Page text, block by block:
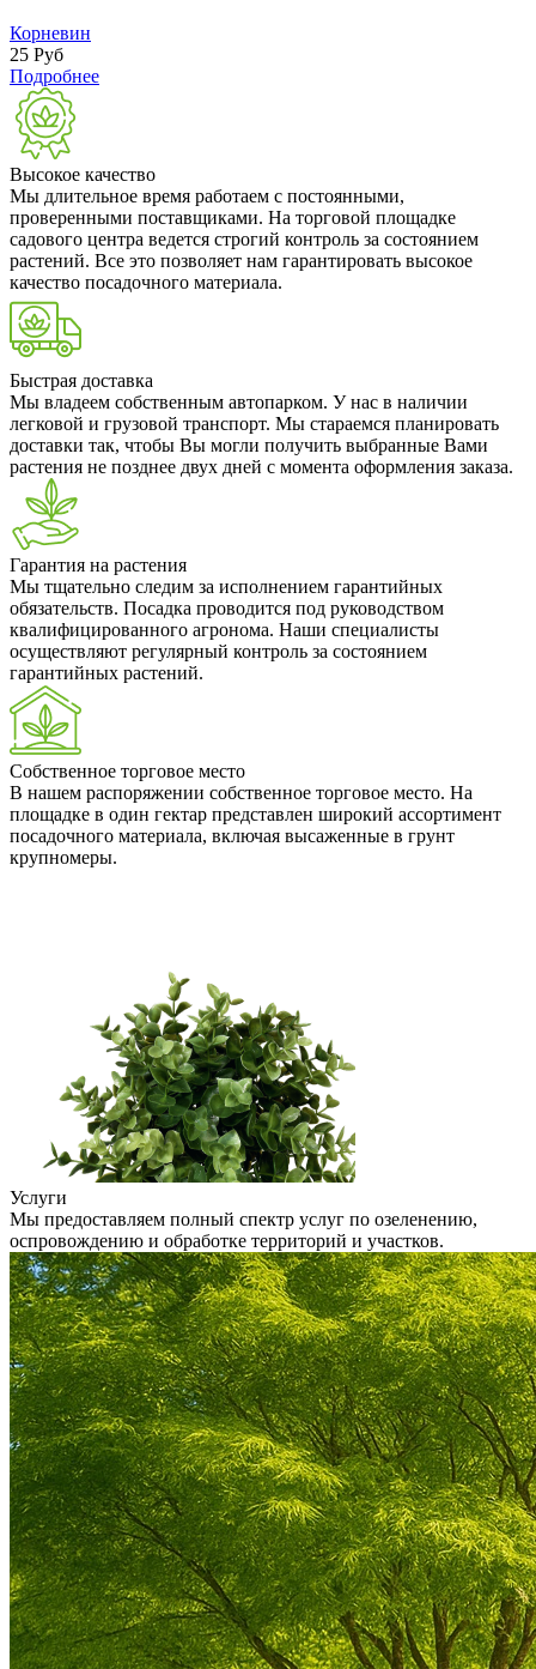
Корневин
25 Руб
Подробнее
Высокое качество
Мы длительное время работаем с постоянными,
проверенными поставщиками. На торговой площадке
садового центра ведется строгий контроль за состоянием
растений. Все это позволяет нам гарантировать высокое
качество посадочного материала.
Быстрая доставка
Мы владеем собственным автопарком. У нас в наличии
легковой и грузовой транспорт. Мы стараемся планировать
доставки так, чтобы Вы могли получить выбранные Вами
растения не позднее двух дней с момента оформления заказа.
Гарантия на растения
Мы тщательно следим за исполнением гарантийных
обязательств. Посадка проводится под руководством
квалифицированного агронома. Наши специалисты
осуществляют регулярный контроль за состоянием
гарантийных растений.
Собственное торговое место
В нашем распоряжении собственное торговое место. На
площадке в один гектар представлен широкий ассортимент
посадочного материала, включая высаженные в грунт
крупномеры.
Услуги
Мы предоставляем полный спектр услуг по озеленению,
оспровождению и обработке территорий и участков.